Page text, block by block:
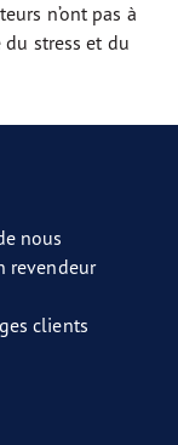
n’ont pas à
stress et du
nous
revendeur
clients